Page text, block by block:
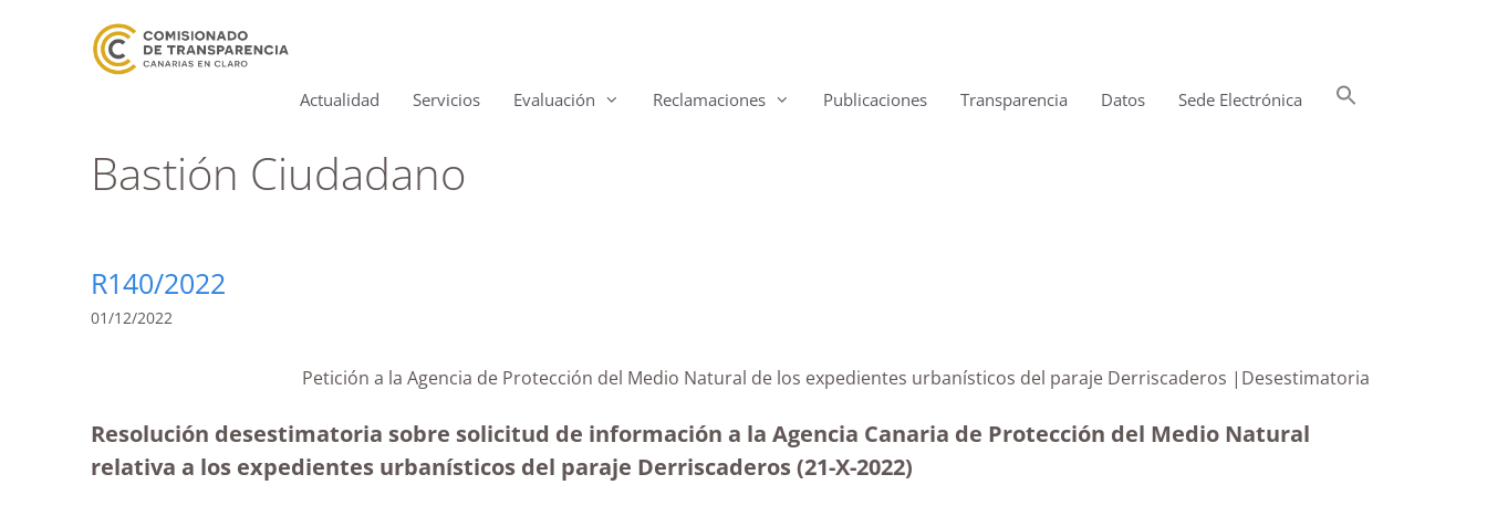
Actualidad Servicios Evaluación Reclamaciones Publicaciones Transparencia Datos Sede Electrónica
Bastión Ciudadano
R140/2022
01/12/2022
Petición a la Agencia de Protección del Medio Natural de los expedientes urbanísticos del paraje Derriscaderos |Desestimatoria
Resolución desestimatoria sobre solicitud de información a la Agencia Canaria de Protección del Medio Natural
relativa a los expedientes urbanísticos del paraje Derriscaderos (21-X-2022)